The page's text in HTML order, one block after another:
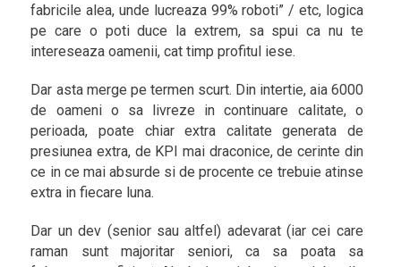
fabricile alea, unde lucreaza 99% roboti” / etc, logica
pe care o poti duce la extrem, sa spui ca nu te
intereseaza oamenii, cat timp profitul iese.
Dar asta merge pe termen scurt. Din intertie, aia 6000
de oameni o sa livreze in continuare calitate, o
perioada, poate chiar extra calitate generata de
presiunea extra, de KPI mai draconice, de cerinte din
ce in ce mai absurde si de procente ce trebuie atinse
extra in fiecare luna.
Dar un dev (senior sau altfel) adevarat (iar cei care
raman sunt majoritar seniori, ca sa poata sa